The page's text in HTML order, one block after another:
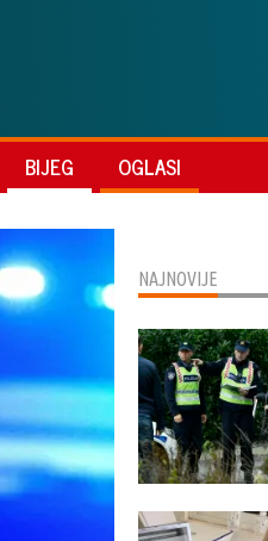
BIJEG OGLASI
NAJNOVIJE